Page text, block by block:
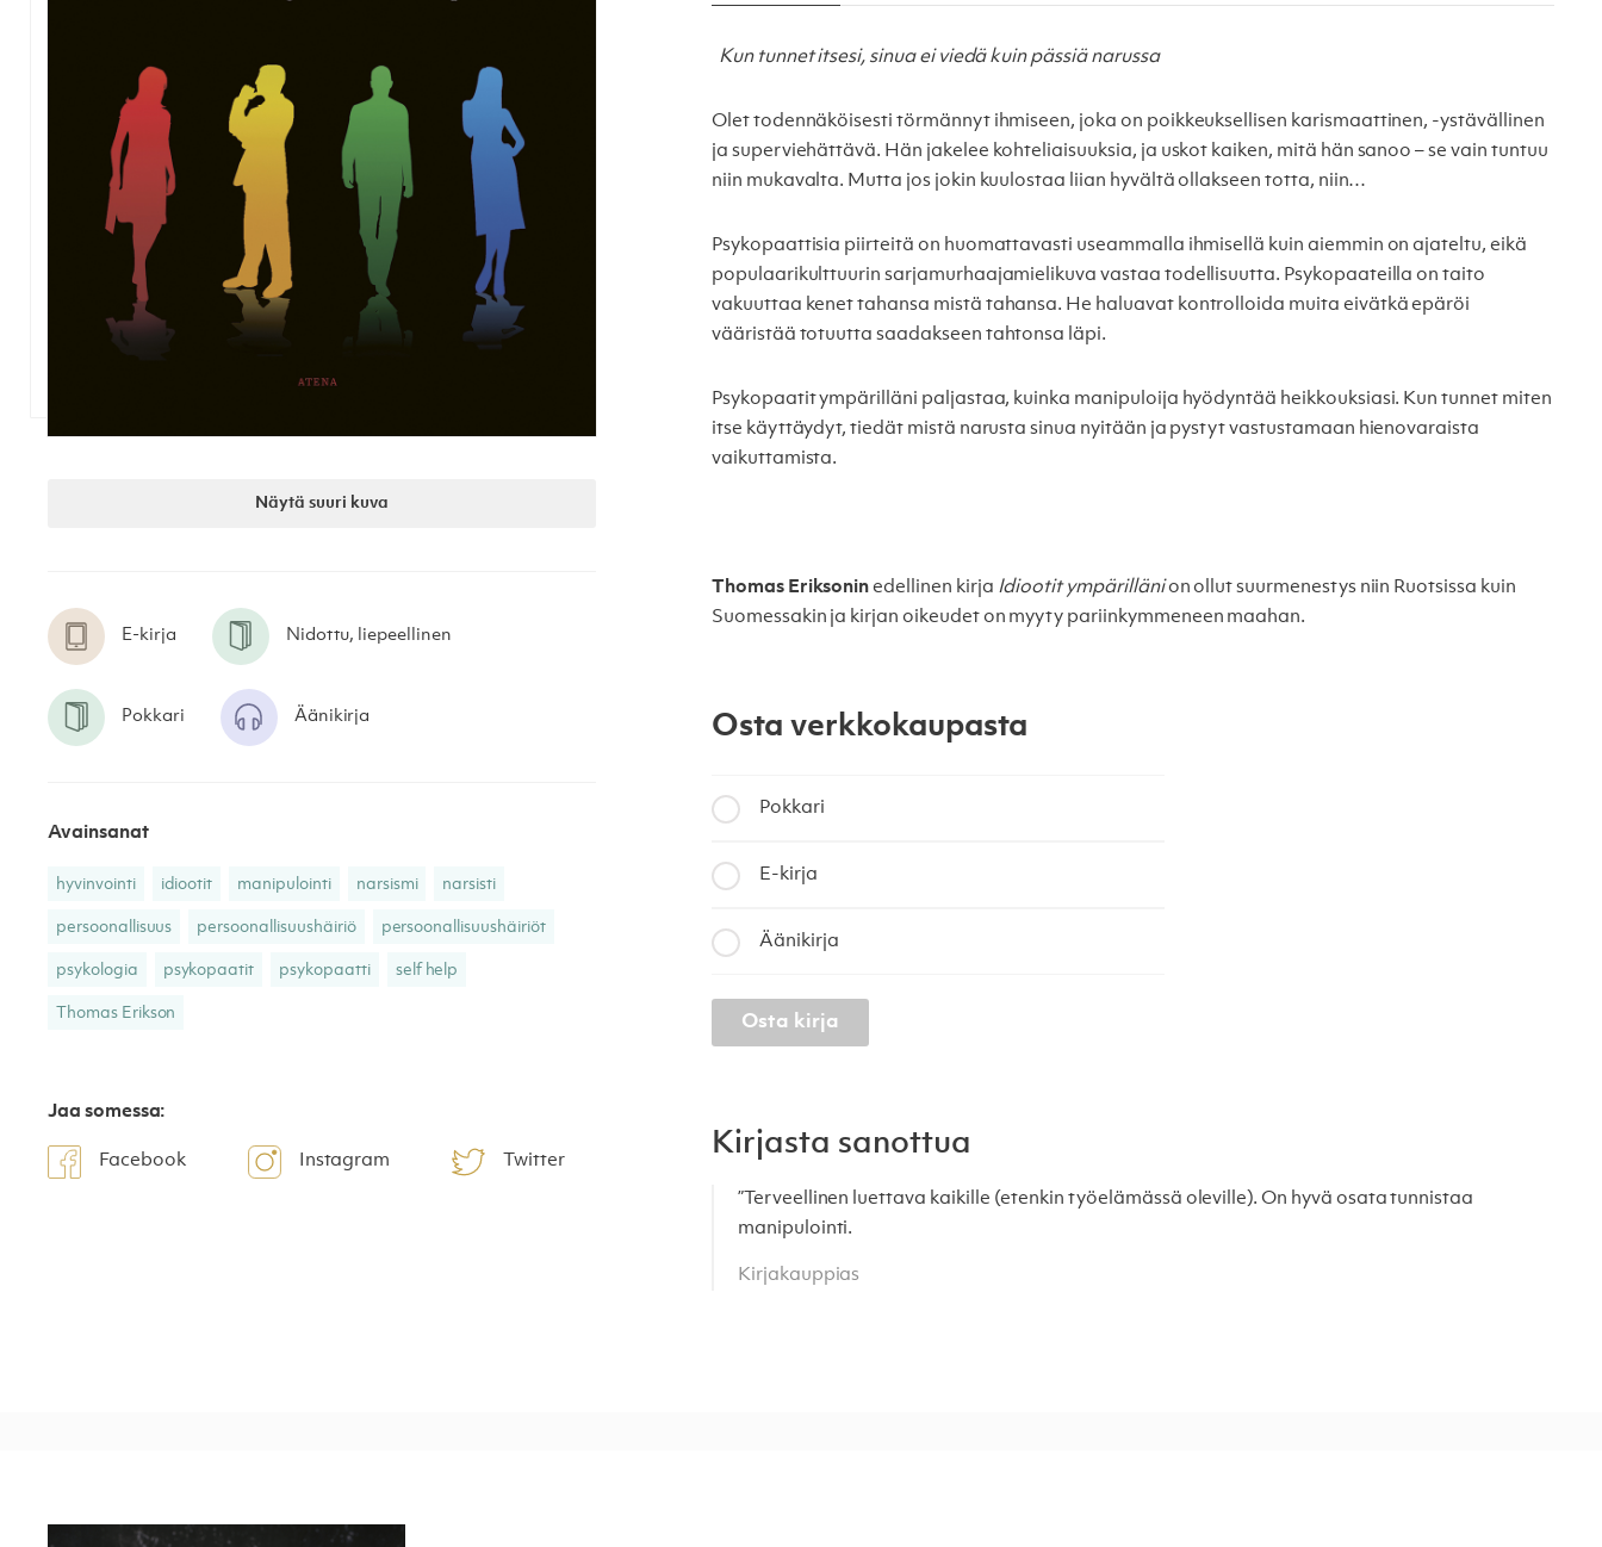
Näytä suuri kuva
E-kirja Nidottu, liepeellinen
Pokkari Äänikirja
Avainsanat
hyvinvointi idiootit manipulointi narsismi narsisti
persoonallisuus persoonallisuushäiriö persoonallisuushäiriöt
psykologia psykopaatit psykopaatti self help
Thomas Erikson
Jaa somessa:
Facebook Instagram Twitter
Kun tunnet itsesi, sinua ei viedä kuin pässiä narussa
Olet todennäköisesti törmännyt ihmiseen, joka on poikkeuksellisen karismaattinen, -ystävällinen
ja superviehättävä. Hän jakelee kohteliaisuuksia, ja uskot kaiken, mitä hän sanoo – se vain tuntuu
niin mukavalta. Mutta jos jokin kuulostaa liian hyvältä ollakseen totta, niin…
Psykopaattisia piirteitä on huomattavasti useammalla ihmisellä kuin aiemmin on ajateltu, eikä
populaarikulttuurin sarjamurhaajamielikuva vastaa todellisuutta. Psykopaateilla on taito
vakuuttaa kenet tahansa mistä tahansa. He haluavat kontrolloida muita eivätkä epäröi
vääristää totuutta saadakseen tahtonsa läpi.
Psykopaatit ympärilläni paljastaa, kuinka manipuloija hyödyntää heikkouksiasi. Kun tunnet miten
itse käyttäydyt, tiedät mistä narusta sinua nyitään ja pystyt vastustamaan hienovaraista
vaikuttamista.
Thomas Eriksoninedellinen kirja Idiootit ympärillänion ollut suurmenestys niin Ruotsissa kuin
Suomessakin ja kirjan oikeudet on myyty pariinkymmeneen maahan.
Osta verkkokaupasta
Pokkari
E-kirja
Äänikirja
Osta kirja
Kirjasta sanottua
”Terveellinen luettava kaikille (etenkin työelämässä oleville). On hyvä osata tunnistaa
manipulointi.
Kirjakauppias